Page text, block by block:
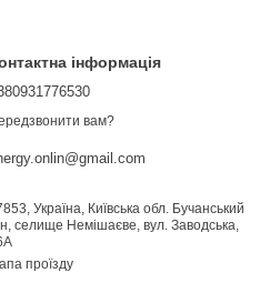
інформація
вам?
Україна, Київська обл. Бучанський
селище Немішаєве, вул. Заводська,
проїзду